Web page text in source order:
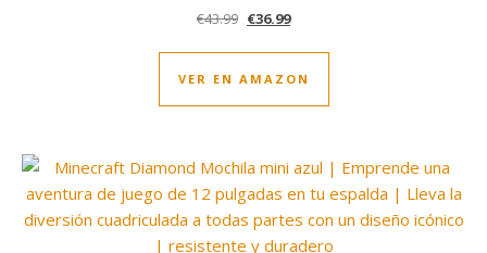
€43.99 El precio original era: €43.99.
€36.99El precio actual es: €36.99.
VER EN AMAZON